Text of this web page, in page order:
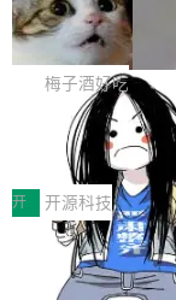
有云模型能够满足快
但对于金融、能源
让AI用起来，还要进
Token花在哪里、算
续增长的AI成本该
正是围绕这些实际
理两个方面，让用
得住、用得稳、省
始，Token使用一目
ean 在 Google 工作
不是一个人走。一
wat（Google 员工
年的编程搭档，
作者）、Quoc Le
q2Seq 和 DocAI 的
yals（Gemini 联合
🔥 SolonCode
字体可调、22 种
打开终端就能上岗
把「看得清、用母
齐。 SolonCode 是
耳科技研发的企业
中文驱动的数字员
骤、编写代码。不挑
装完即用。 开源地
b 安装 支持 Java
x / Windows /
梅子酒好吃
让“代码语义理解
价值潜能：华为
代码仓技术解析
一、代码仓深度理
程实践中，代码仓是
体。企业级代码仓
个文件，其规模远
文窗口。随着项目
开 开源科技
一条“删库”命令跑
师删光 89TB 数据
最高人民检察院8月